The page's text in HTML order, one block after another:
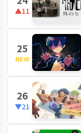
▲11
25
NEW
26
▼21